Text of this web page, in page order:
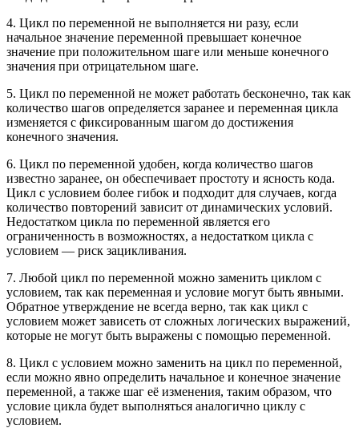
4. Цикл по переменной не выполняется ни разу, если
начальное значение переменной превышает конечное
значение при положительном шаге или меньше конечного
значения при отрицательном шаге.
5. Цикл по переменной не может работать бесконечно, так как
количество шагов определяется заранее и переменная цикла
изменяется с фиксированным шагом до достижения
конечного значения.
6. Цикл по переменной удобен, когда количество шагов
известно заранее, он обеспечивает простоту и ясность кода.
Цикл с условием более гибок и подходит для случаев, когда
количество повторений зависит от динамических условий.
Недостатком цикла по переменной является его
ограниченность в возможностях, а недостатком цикла с
условием — риск зацикливания.
7. Любой цикл по переменной можно заменить циклом с
условием, так как переменная и условие могут быть явными.
Обратное утверждение не всегда верно, так как цикл с
условием может зависеть от сложных логических выражений,
которые не могут быть выражены с помощью переменной.
8. Цикл с условием можно заменить на цикл по переменной,
если можно явно определить начальное и конечное значение
переменной, а также шаг её изменения, таким образом, что
условие цикла будет выполняться аналогично циклу с
условием.